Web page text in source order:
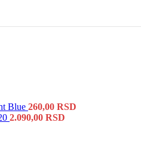
Blue 260,00 RSD
2.090,00 RSD